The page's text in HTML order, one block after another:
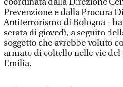
coordinata dalla Direzione
Prevenzione e dalla Procura
Antiterrorismo di Bologna -
serata di giovedì, a seguito
soggetto che avrebbe voluto
armato di coltello nelle vie del
Emilia.